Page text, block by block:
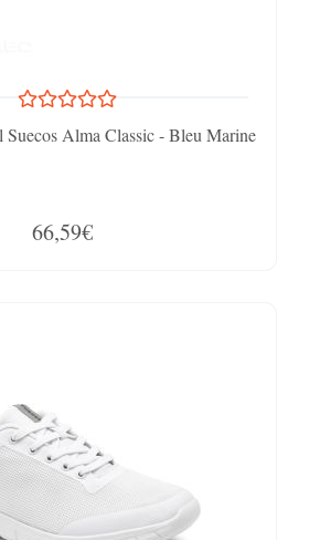
Suecos Alma Classic - Bleu Marine
66,59€